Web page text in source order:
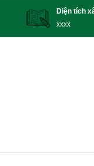
Diện tích
xxxx